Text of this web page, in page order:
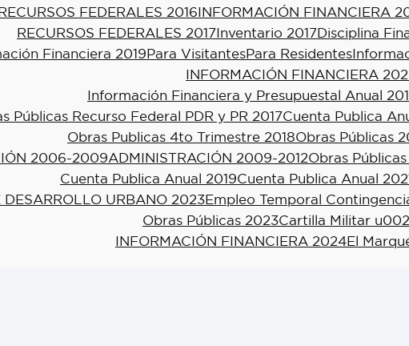
FEDERALES 2016INFORMACIÓN FINANCIERA
RECURSOS FEDERALES 2017Inventario 2017Disciplina
Financiera 2019Para VisitantesPara Residentes
INFORMACIÓN FINANCIERA
Información Financiera y Presupuestal Anual
Públicas Recurso Federal PDR y PR 2017Cuenta Publica
Obras Publicas 4to Trimestre 2018Obras Públicas
2006-2009ADMINISTRACIÓN 2009-2012Obras Públicas
Cuenta Publica Anual 2019Cuenta Publica Anual
DESARROLLO URBANO 2023Empleo Temporal
Obras Públicas 2023Cartilla Militar
INFORMACIÓN FINANCIERA 2024El